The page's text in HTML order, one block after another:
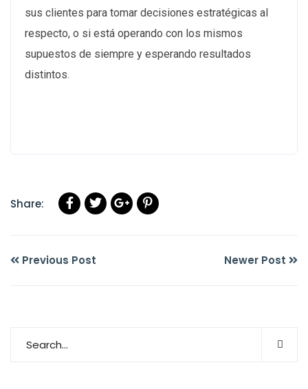
sus clientes para tomar decisiones estratégicas al
respecto, o si está operando con los mismos
supuestos de siempre y esperando resultados
distintos.
Share:
Previous Post Newer Post